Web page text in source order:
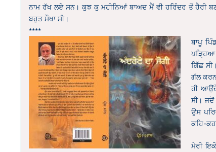
ਨਾਮ ਰੱਖ ਲਏ ਸਨ। ਕੁਝ ਕੁ ਮਹੀਨਿਆਂ ਬਾਅਦ ਮੈਂ ਵੀ ਹਰਿੰਦਰ ਤੋਂ ਹੈਰੀ
ਬਹੁਤ ਸੌਖਾ ਸੀ।
****
ਬਾਪੂ
ਪੜ੍ਹਿਆ
ਗਿੱਛ
ਗੱਲ
ਹੀ
ਸੀ।
ਉਸ
ਕਹਿ-
ਮੇਰੀ